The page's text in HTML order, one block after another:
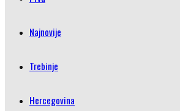
Najnovije
Trebinje
Hercegovina